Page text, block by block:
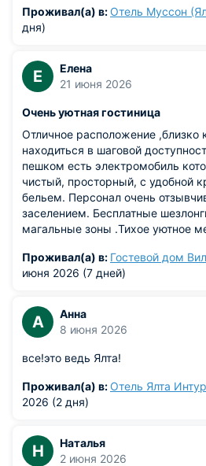
Проживал(а) в: Отель Муссон
дня)
Е
Елена
21 июня 2026
Очень уютная гостиница
Отличное расположение ,близко
находиться в шаговой
пешком есть электромобиль
чистый, просторный, с удобной
бельем. Персонал очень
заселением. Бесплатные
магальные зоны .Тихое уютное
Проживал(а) в: Гостевой дом
июня 2026 (7 дней)
А
Анна
8 июня 2026
все!это ведь Ялта!
Проживал(а) в: Отель Ялта
2026 (2 дня)
Н
Наталья
2 июня 2026